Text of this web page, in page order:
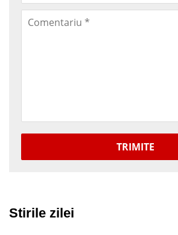
TRIMITE
Stirile zilei